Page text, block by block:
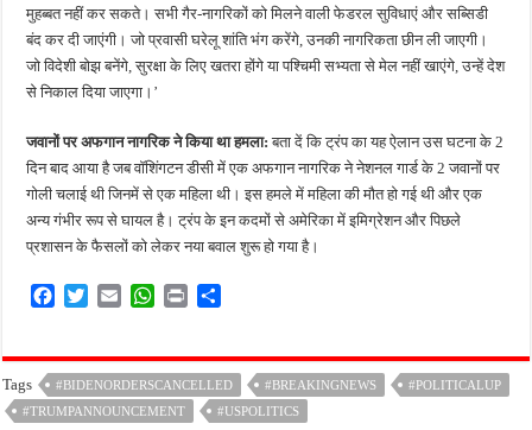
मुहब्बत नहीं कर सकते। सभी गैर-नागरिकों को मिलने वाली फेडरल सुविधाएं और सब्सिडी
बंद कर दी जाएंगी। जो प्रवासी घरेलू शांति भंग करेंगे, उनकी नागरिकता छीन ली जाएगी।
जो विदेशी बोझ बनेंगे, सुरक्षा के लिए खतरा होंगे या पश्चिमी सभ्यता से मेल नहीं खाएंगे, उन्हें देश
से निकाल दिया जाएगा।’
जवानों पर अफगान नागरिक ने किया था हमला:बता दें कि ट्रंप का यह ऐलान उस घटना के 2
दिन बाद आया है जब वॉशिंगटन डीसी में एक अफगान नागरिक ने नेशनल गार्ड के 2 जवानों पर
गोली चलाई थी जिनमें से एक महिला थी। इस हमले में महिला की मौत हो गई थी और एक
अन्य गंभीर रूप से घायल है। ट्रंप के इन कदमों से अमेरिका में इमिग्रेशन और पिछले
प्रशासन के फैसलों को लेकर नया बवाल शुरू हो गया है।
e
b
o
t
t
e
i
l
W
t
s
A
n
t
r
e
Tags #BIDENORDERSCANCELLED #BREAKINGNEWS
#POLITICALUP
#TRUMPANNOUNCEMENT
#USPOLITICS